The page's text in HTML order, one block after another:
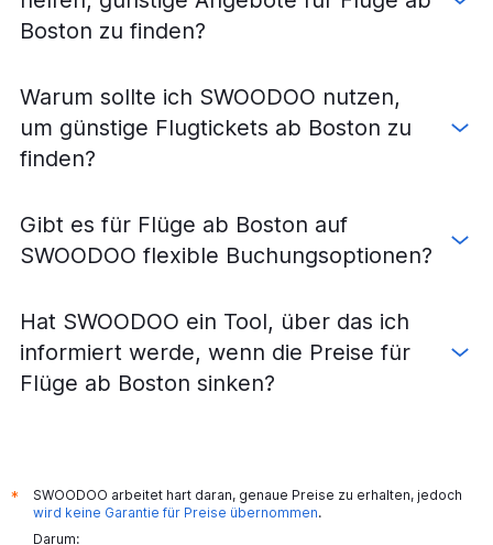
Boston zu finden?
Warum sollte ich SWOODOO nutzen,
um günstige Flugtickets ab Boston zu
finden?
Gibt es für Flüge ab Boston auf
SWOODOO flexible Buchungsoptionen?
Hat SWOODOO ein Tool, über das ich
informiert werde, wenn die Preise für
Flüge ab Boston sinken?
*
SWOODOO arbeitet hart daran, genaue Preise zu erhalten, jedoch
wird keine Garantie für Preise übernommen.
Darum: